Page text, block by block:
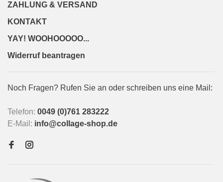
ZAHLUNG & VERSAND
KONTAKT
YAY! WOOHOOOOO...
Widerruf beantragen
Noch Fragen? Rufen Sie an oder schreiben uns eine Mail:
Telefon: 0049 (0)761 283222
E-Mail: info@collage-shop.de